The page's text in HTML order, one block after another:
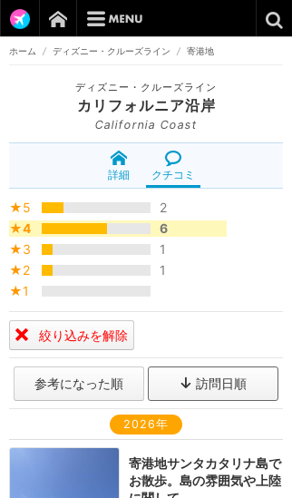
ホーム / ディズニー・クルーズライン / 寄港地
ディズニー・クルーズライン
カリフォルニア沿岸
California Coast
詳細 クチコミ
★5
2
★4
6
★3
1
★2
1
★1
絞り込みを解除
参考になった順 訪問日順
2026年
寄港地サンタカタリナ島で
お散歩。島の雰囲気や上陸